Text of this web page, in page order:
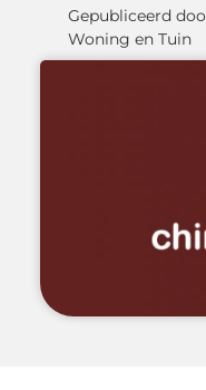
Gepubliceerd
Woning en Tuin